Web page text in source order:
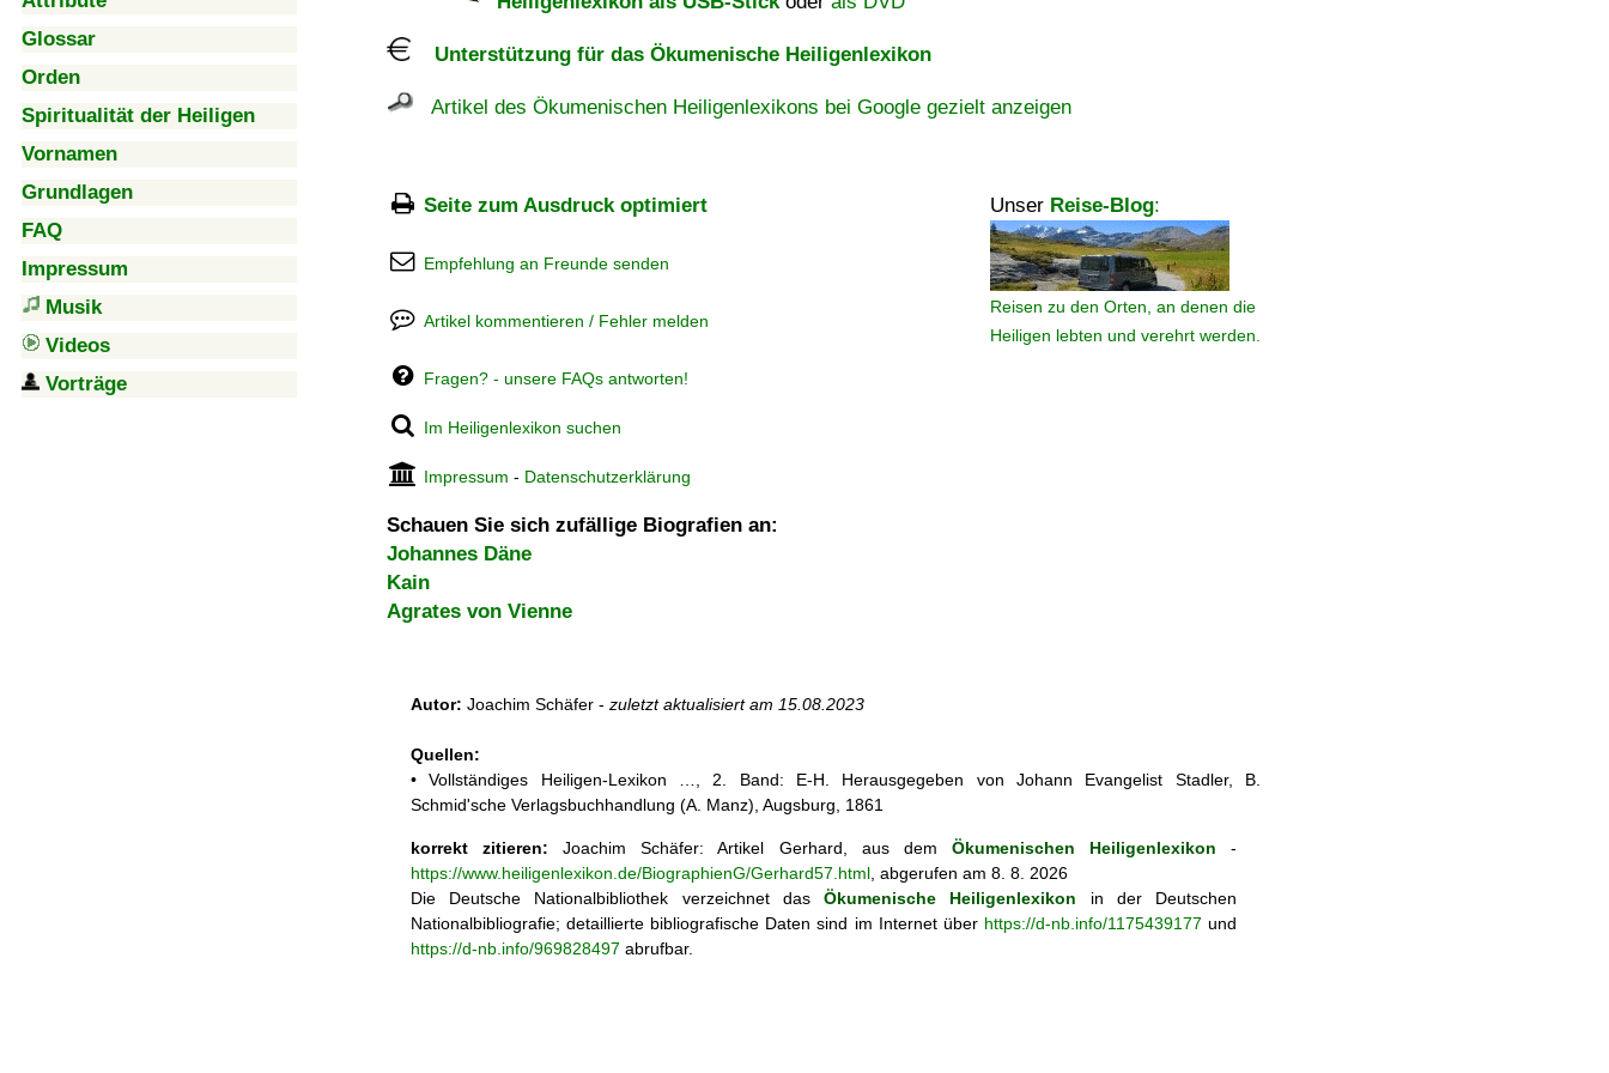
Glossar
Orden
Spiritualität der Heiligen
Vornamen
Grundlagen
FAQ
Impressum
Musik
Videos
Vorträge
Unterstützung für das Ökumenische Heiligenlexikon
Artikel des Ökumenischen Heiligenlexikons bei Google gezielt anzeigen
Seite zum Ausdruck optimiert Unser Reise-Blog:
Reisen zu den Orten, an denen die
Heiligen lebten und verehrt werden.
Empfehlung an Freunde senden
Artikel kommentieren / Fehler melden
Fragen? - unsere FAQs antworten!
Im Heiligenlexikon suchen
Impressum - Datenschutzerklärung
Schauen Sie sich zufällige Biografien an:
Johannes Däne
Kain
Agrates von Vienne
Autor: Joachim Schäfer - zuletzt aktualisiert am 15.08.2023
Quellen:
• Vollständiges Heiligen-Lexikon …, 2. Band: E-H. Herausgegeben von Johann Evangelist Stadler, B.
Schmid'sche Verlagsbuchhandlung (A. Manz), Augsburg, 1861
korrekt zitieren: Joachim Schäfer: Artikel Gerhard, aus dem Ökumenischen Heiligenlexikon -
https://www.heiligenlexikon.de/BiographienG/Gerhard57.html , abgerufen am 8. 8. 2026
Die Deutsche Nationalbibliothek verzeichnet dasÖkumenische Heiligenlexikon in der Deutschen
Nationalbibliografie; detaillierte bibliografische Daten sind im Internet über https://d-nb.info/1175439177 und
https://d-nb.info/969828497 abrufbar.